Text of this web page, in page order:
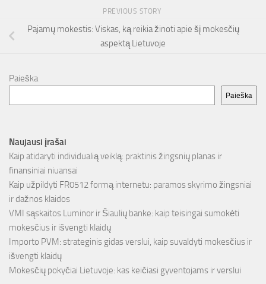
PREVIOUS STORY
Pajamų mokestis: Viskas, ką reikia žinoti apie šį mokesčių
aspektą Lietuvoje
Paieška
Paieška
Naujausi įrašai
Kaip atidaryti individualią veiklą: praktinis žingsnių planas ir
finansiniai niuansai
Kaip užpildyti FR0512 formą internetu: paramos skyrimo žingsniai
ir dažnos klaidos
VMI sąskaitos Luminor ir Šiaulių banke: kaip teisingai sumokėti
mokesčius ir išvengti klaidų
Importo PVM: strateginis gidas verslui, kaip suvaldyti mokesčius ir
išvengti klaidų
Mokesčių pokyčiai Lietuvoje: kas keičiasi gyventojams ir verslui